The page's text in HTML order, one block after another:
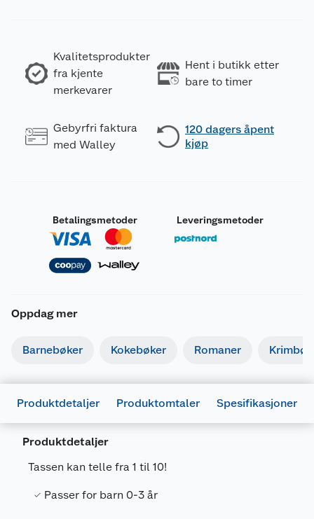
Kvalitetsprodukter
fra kjente
merkevarer
Hent i butikk etter
bare to timer
Gebyrfri faktura
med Walley
120 dagers åpent
kjøp
Betalingsmetoder Leveringsmetoder
Oppdag mer
Barnebøker Kokebøker Romaner
Produktdetaljer Produktomtaler Spesifikasjoner
Produktdetaljer
Tassen kan telle fra 1 til 10!
Passer for barn 0-3 år
Generelt